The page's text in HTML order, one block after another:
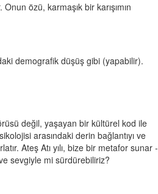
Onun özü, karmaşık bir karışımın
demografik düşüş gibi (yapabilir).
değil, yaşayan bir kültürel kod ile
arasındaki derin bağlantıyı ve
Ateş Atı yılı, bize bir metafor sunar -
sevgiyle mi sürdürebiliriz?